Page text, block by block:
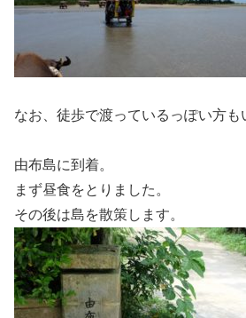
なお、徒歩で渡っているっぽい方も
由布島に到着。
まず昼食をとりました。
その後は島を散策します。